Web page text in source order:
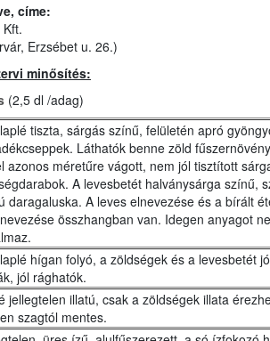
címe:
Erzsébet u. 26.)
minősítés:
(2,5 dl /adag)
tiszta, sárgás színű, felületén apró
Láthatók benne zöld
azonos méretűre vágott, nem jól tisztított
A levesbetét halványsárga színű,
daragaluska. A leves elnevezése és a bírált
összhangban van. Idegen anyagot
hígan folyó, a zöldségek és a levesbetét
jól rághatók.
jellegtelen illatú, csak a zöldségek illata
szagtól mentes.